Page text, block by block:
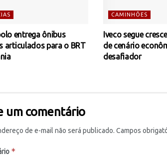
entrega ônibus
articulados para o BRT
CAMINHÕES
Iveco segue
de cenário
desafiador
um comentário
de e-mail não será publicado. Campos
*